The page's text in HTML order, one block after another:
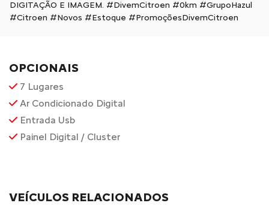
DIGITAÇÃO E IMAGEM. #DivemCitroen #0km #GrupoHazul
#Citroen #Novos #Estoque #PromoçõesDivemCitroen
OPCIONAIS
7 Lugares
Ar Condicionado Digital
Entrada Usb
Painel Digital / Cluster
VEÍCULOS RELACIONADOS